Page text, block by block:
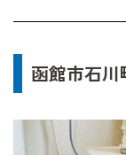
函館市石